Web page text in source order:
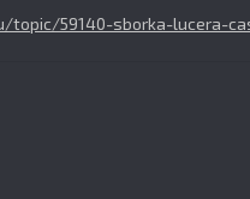
topic/59140-sborka-lucera-